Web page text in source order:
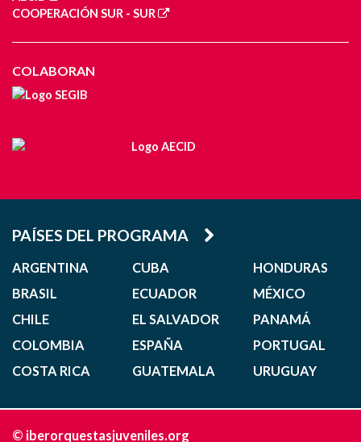
COOPERACIÓN SUR - SUR
COLABORAN
PAÍSES DEL PROGRAMA
ARGENTINA
BRASIL
CHILE
COLOMBIA
COSTA RICA
CUBA
ECUADOR
EL SALVADOR
ESPAÑA
GUATEMALA
HONDURAS
MÉXICO
PANAMÁ
PORTUGAL
URUGUAY
© iberorquestasjuveniles.org